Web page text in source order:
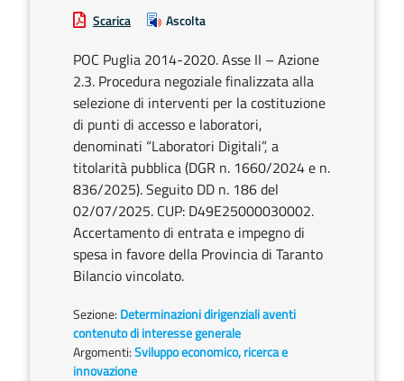
Scarica Ascolta
POC Puglia 2014-2020. Asse II – Azione
2.3. Procedura negoziale finalizzata alla
selezione di interventi per la costituzione
di punti di accesso e laboratori,
denominati “Laboratori Digitali”, a
titolarità pubblica (DGR n. 1660/2024 e n.
836/2025). Seguito DD n. 186 del
02/07/2025. CUP: D49E25000030002.
Accertamento di entrata e impegno di
spesa in favore della Provincia di Taranto
Bilancio vincolato.
Sezione: Determinazioni dirigenziali aventi
contenuto di interesse generale
Argomenti:Sviluppo economico, ricerca e
innovazione